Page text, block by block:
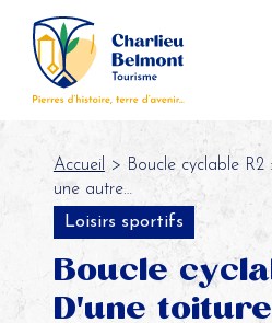
Accueil
> Boucle cyclable R2
une autre…
Loisirs sportifs
Boucle
D'une
Panneau de gestion des